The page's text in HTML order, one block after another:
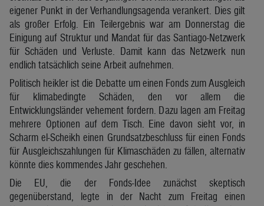
eigener Punkt in der Verhandlungsagenda verankert. Dies gilt
als großer Erfolg. Ein Teilergebnis war am Donnerstag die
Einigung auf Struktur und Mandat für das Santiago-Netzwerk
für Schäden und Verluste. Damit kann das Netzwerk nun
endlich tatsächlich seine Arbeit aufnehmen.
Politisch heikler ist die Debatte um einen Fonds zum Ausgleich
für klimabedingte Schäden, den vor allem die
Entwicklungsländer vehement fordern. Dazu lagen am Freitag
mehrere Optionen auf dem Tisch. Eine davon sieht vor, in
Scharm el-Scheikh einen Grundsatzbeschluss für einen Fonds
für Ausgleichszahlungen für Klimaschäden zu fällen, alternativ
könnte dies kommendes Jahr geschehen.
Die EU, die der Fonds-Idee zunächst skeptisch
gegenüberstand, legte in der Nacht zum Freitag einen